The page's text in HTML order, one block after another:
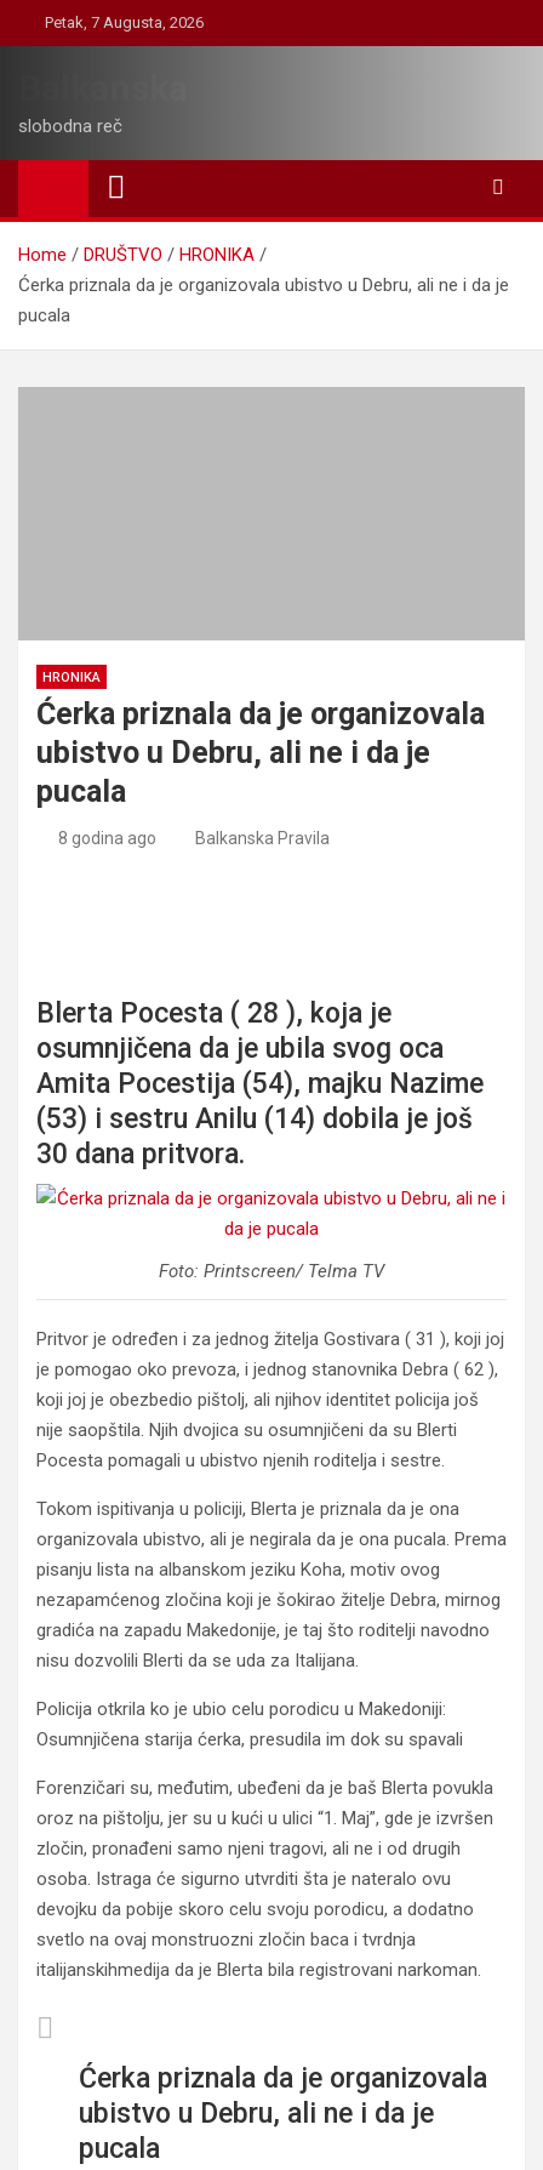
to
Petak, 7 Augusta, 2026
slobodna reč
Home DRUŠTVO
HRONIKA
Ćerka priznala da je organizovala ubistvo u Debru, ali ne i da je
pucala
HRONIKA
Ćerka priznala da je organizovala
ubistvo u Debru, ali ne i da je
pucala
8 godina ago Balkanska Pravila
Blerta Pocesta ( 28 ), koja je
osumnjičena da je ubila svog oca
Amita Pocestija (54), majku Nazime
(53) i sestru Anilu (14) dobila je još
30 dana pritvora.
Foto: Printscreen/ Telma TV
Pritvor je određen i za jednog žitelja Gostivara ( 31 ), koji joj
je pomogao oko prevoza, i jednog stanovnika Debra ( 62 ),
koji joj je obezbedio pištolj, ali njihov identitet policija još
nije saopštila. Njih dvojica su osumnjičeni da su Blerti
Pocesta pomagali u ubistvo njenih roditelja i sestre.
Tokom ispitivanja u policiji, Blerta je priznala da je ona
organizovala ubistvo, ali je negirala da je ona pucala. Prema
pisanju lista na albanskom jeziku Koha, motiv ovog
nezapamćenog zločina koji je šokirao žitelje Debra, mirnog
gradića na zapadu Makedonije, je taj što roditelji navodno
nisu dozvolili Blerti da se uda za Italijana.
Policija otkrila ko je ubio celu porodicu u Makedoniji:
Osumnjičena starija ćerka, presudila im dok su spavali
Forenzičari su, međutim, ubeđeni da je baš Blerta povukla
oroz na pištolju, jer su u kući u ulici “1. Maj”, gde je izvršen
zločin, pronađeni samo njeni tragovi, ali ne i od drugih
osoba. Istraga će sigurno utvrditi šta je nateralo ovu
devojku da pobije skoro celu svoju porodicu, a dodatno
svetlo na ovaj monstruozni zločin baca i tvrdnja
italijanskihmedija da je Blerta bila registrovani narkoman.
Ćerka priznala da je organizovala
ubistvo u Debru, ali ne i da je
pucala